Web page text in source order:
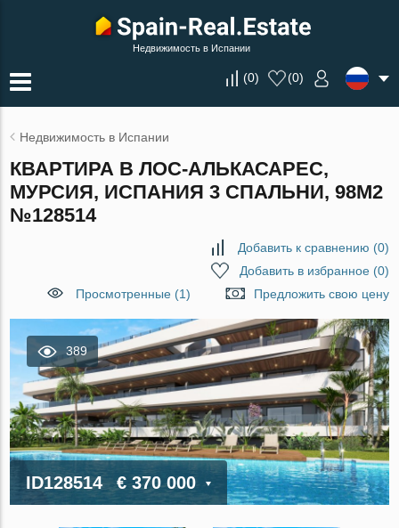
Недвижимость в Испании
(0) (0)
Недвижимость в Испании
КВАРТИРА В ЛОС-АЛЬКАСАРЕС,
МУРСИЯ, ИСПАНИЯ 3 СПАЛЬНИ, 98М2
№128514
Добавить к сравнению (0)
Добавить в избранное(0)
Просмотренные (1)
Предложить свою цену
389
ID128514 € 370 000